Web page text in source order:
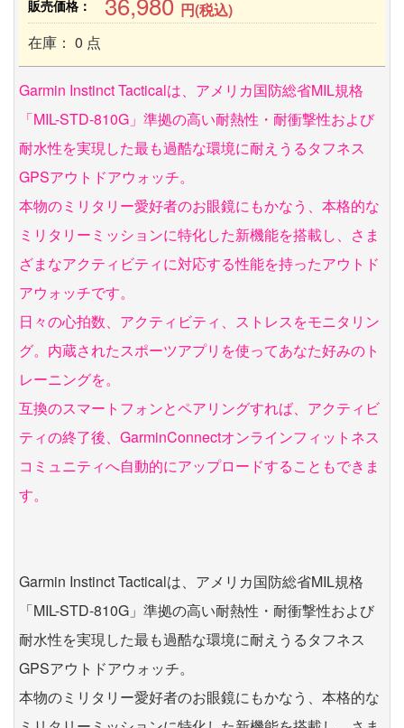
販売価格：
円(税込)
在庫： 0 点
Garmin Instinct Tacticalは、アメリカ国防総省MIL規格
「MIL-STD-810G」準拠の高い耐熱性・耐衝撃性および
耐水性を実現した最も過酷な環境に耐えうるタフネス
GPSアウトドアウォッチ。
本物のミリタリー愛好者のお眼鏡にもかなう、本格的な
ミリタリーミッションに特化した新機能を搭載し、さま
ざまなアクティビティに対応する性能を持ったアウトド
アウォッチです。
日々の心拍数、アクティビティ、ストレスをモニタリン
グ。内蔵されたスポーツアプリを使ってあなた好みのト
レーニングを。
互換のスマートフォンとペアリングすれば、アクティビ
ティの終了後、GarminConnectオンラインフィットネス
コミュニティへ自動的にアップロードすることもできま
す。
Garmin Instinct Tacticalは、アメリカ国防総省MIL規格
「MIL-STD-810G」準拠の高い耐熱性・耐衝撃性および
耐水性を実現した最も過酷な環境に耐えうるタフネス
GPSアウトドアウォッチ。
本物のミリタリー愛好者のお眼鏡にもかなう、本格的な